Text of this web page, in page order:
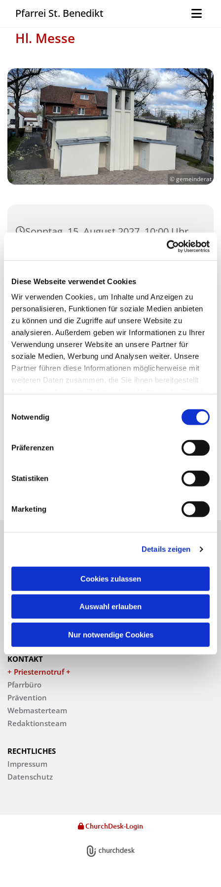
Diese Webseite verwendet Cookies
Wir verwenden Cookies, um Inhalte und Anzeigen zu
personalisieren, Funktionen für soziale Medien anbieten
zu können und die Zugriffe auf unsere Website zu
analysieren. Außerdem geben wir Informationen zu Ihrer
Verwendung unserer Website an unsere Partner für
soziale Medien, Werbung und Analysen weiter. Unsere
Partner führen diese Informationen möglicherweise mit
weiteren Daten zusammen, die Sie ihnen bereitgestellt
Notwendig
Präferenzen
Statistiken
Marketing
Details zeigen
Cookies zulassen
Auswahl erlauben
Nur notwendige Cookies
Pfarrei St. Benedikt
Hl. Messe
© gemeinderat
Sonntag, 15. August 2027, 10:00 Uhr
Kirche Mariä Unbefleckte
Zossen
Pfarrei St. Benedikt Teltow-Fläming
Gottesdienste
KONTAKT
+ Priesternotruf +
Pfarrbüro
Prävention
Webmasterteam
Redaktionsteam
RECHTLICHES
Impressum
Datenschutz
ChurchDesk-Login